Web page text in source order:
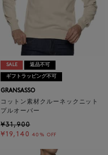
SALE 返品不可
ギフトラッピング不可
GRANSASSO
コットン素材クルーネックニット
プルオーバー
¥31,900
¥19,140 40% OFF